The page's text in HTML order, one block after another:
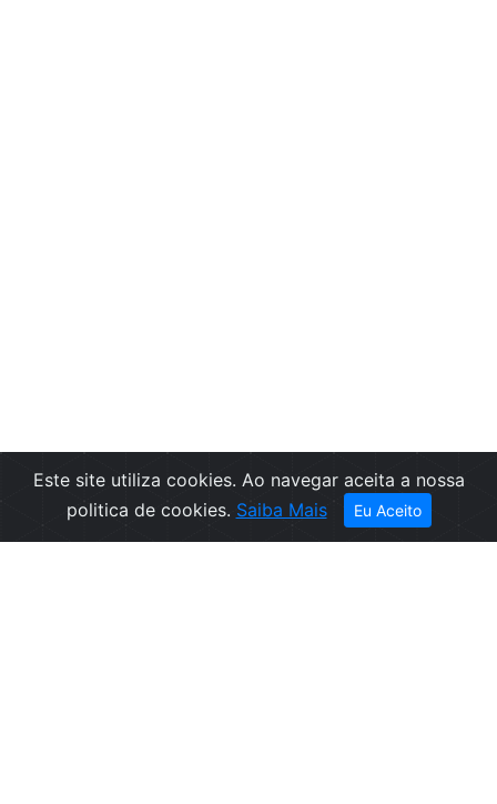
Filtros
Este site utiliza cookies. Ao navegar aceita a nossa
politica de cookies. Saiba Mais Eu Aceito